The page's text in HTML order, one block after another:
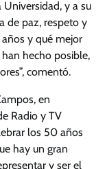
y a su
de paz, respeto y
y qué mejor
hecho posible,
comentó.
en
Radio y TV
los 50 años
hay un gran
y ser el